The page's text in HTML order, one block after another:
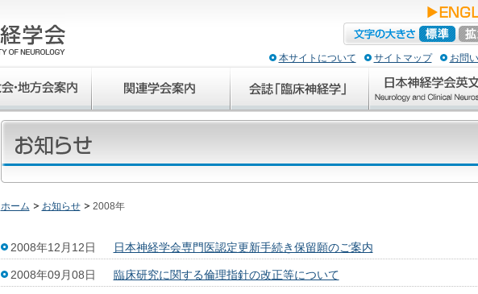
本サイトについて サイトマップ お問
ホーム お知らせ 2008年
2008年12月12日 日本神経学会専門医認定更新手続き保留願のご案内
2008年09月08日 臨床研究に関する倫理指針の改正等について